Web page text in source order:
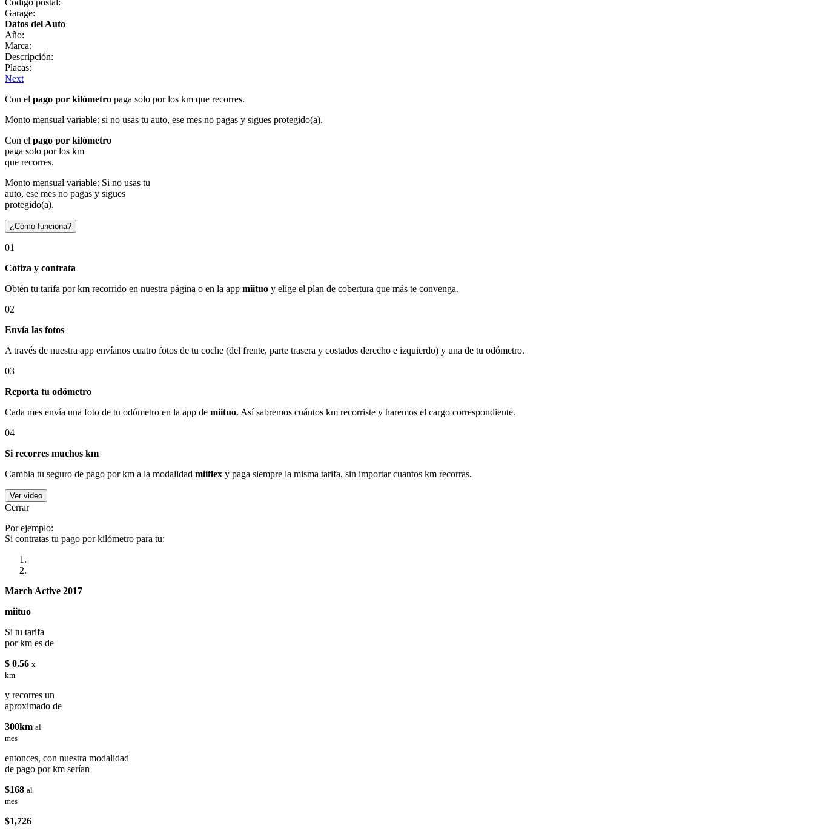
Garage:
Datos del Auto
Año:
Marca:
Descripción:
Placas:
Next
Con el pago por kilómetro paga solo por los km que recorres.
Monto mensual variable: si no usas tu auto, ese mes no pagas y sigues protegido(a).
Con el pago por kilómetro
paga solo por los km
que recorres.
Monto mensual variable: Si no usas tu
auto, ese mes no pagas y sigues
protegido(a).
¿Cómo funciona?
01
Cotiza y contrata
Obtén tu tarifa por km recorrido en nuestra página o en la app miituo y elige el plan de cobertura que más te convenga.
02
Envía las fotos
A través de nuestra app envíanos cuatro fotos de tu coche (del frente, parte trasera y costados derecho e izquierdo) y una de tu odómetro.
03
Reporta tu odómetro
Cada mes envía una foto de tu odómetro en la app de miituo. Así sabremos cuántos km recorriste y haremos el cargo correspondiente.
04
Si recorres muchos km
Cambia tu seguro de pago por km a la modalidad miiflex y paga siempre la misma tarifa, sin importar cuantos km recorras.
Ver video
Cerrar
Por ejemplo:
Si contratas tu pago por kilómetro para tu:
March Active 2017
miituo
Si tu tarifa
por km es de
$ 0.56 x
km
y recorres un
aproximado de
300km al
mes
entonces, con nuestra modalidad
de pago por km serían
$168 al
mes
$1,726